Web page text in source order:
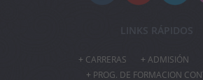
LINKS RÁPIDOS
CARRERAS ADMISIÓN
PROG. DE FORMACION